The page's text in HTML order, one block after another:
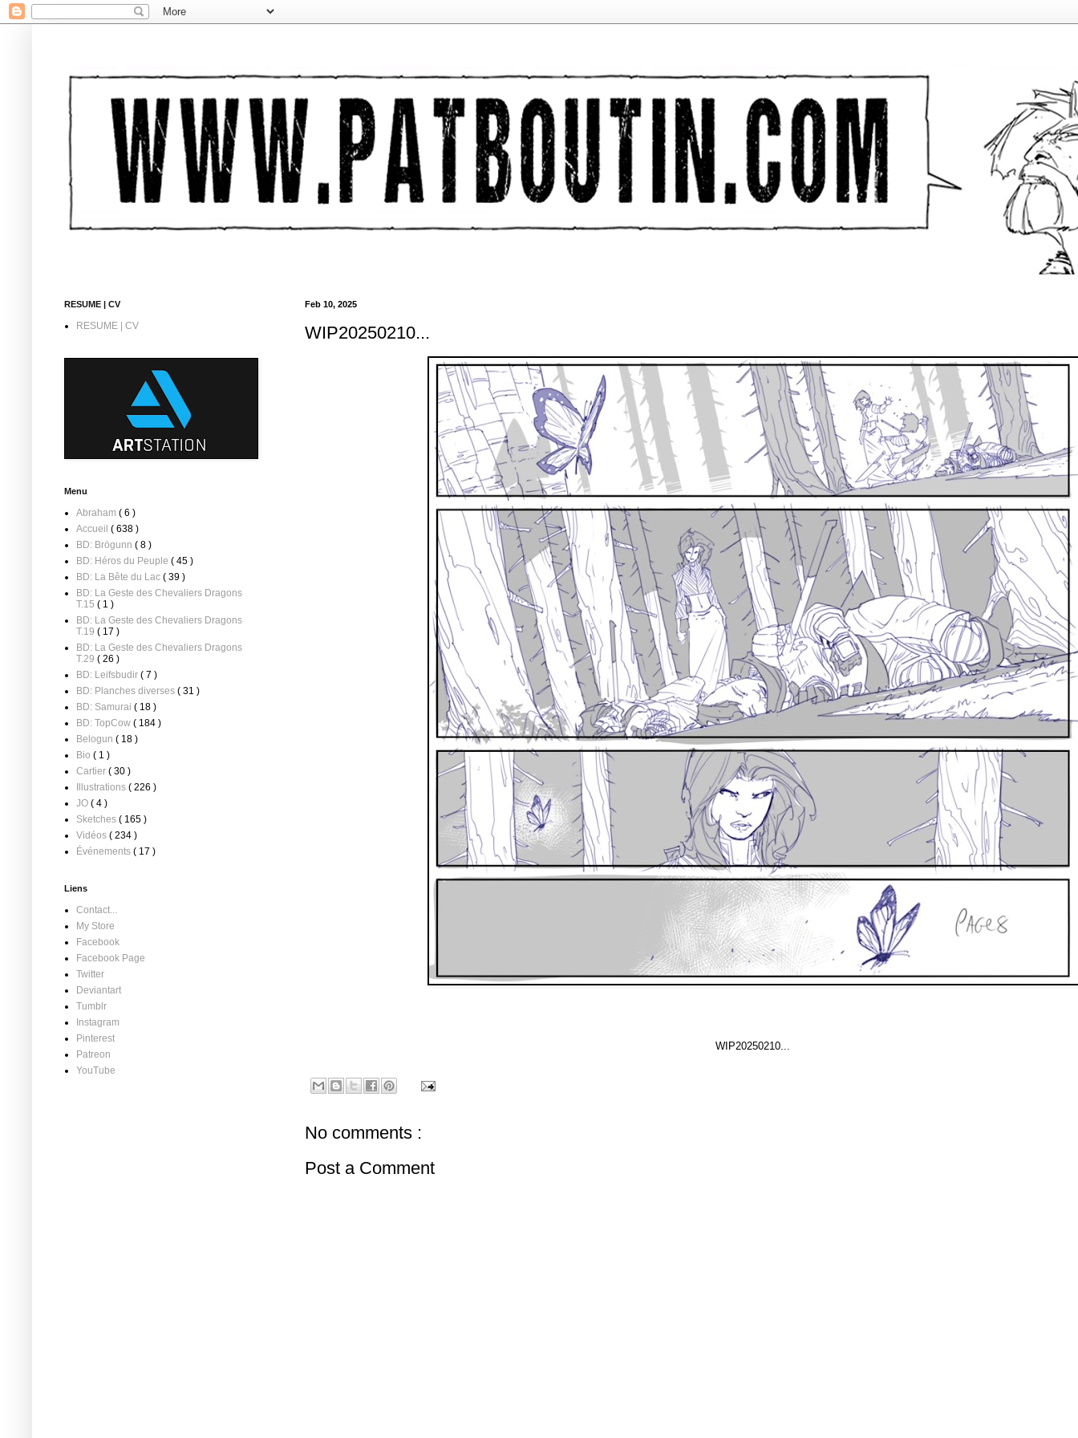
Feb 10, 2025
WIP20250210...
WIP20250210...
No comments :
Post a Comment
RESUME | CV
RESUME | CV
Menu
Abraham ( 6 )
Accueil ( 638 )
BD: Brögunn ( 8 )
BD: Héros du Peuple ( 45 )
BD: La Bête du Lac ( 39 )
BD: La Geste des Chevaliers Dragons
T.15 ( 1 )
BD: La Geste des Chevaliers Dragons
T.19 ( 17 )
BD: La Geste des Chevaliers Dragons
T.29 ( 26 )
BD: Leifsbudir ( 7 )
BD: Planches diverses ( 31 )
BD: Samurai ( 18 )
BD: TopCow ( 184 )
Belogun ( 18 )
Bio ( 1 )
Cartier ( 30 )
Illustrations ( 226 )
JO ( 4 )
Sketches ( 165 )
Vidéos ( 234 )
Événements ( 17 )
Liens
Contact...
My Store
Facebook
Facebook Page
Twitter
Deviantart
Tumblr
Instagram
Pinterest
Patreon
YouTube